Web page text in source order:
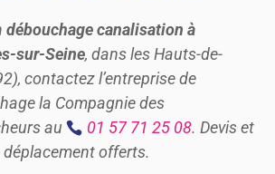
débouchage canalisation à
sur-Seine, dans les Hauts-de-
contactez l’entreprise de
la Compagnie des
au
01 57 71 25 08. Devis et
déplacement offerts.